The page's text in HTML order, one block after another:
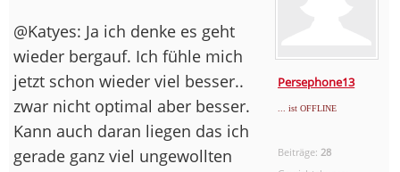
Persephone13
... ist OFFLINE
Beiträge: 28
@Katyes: Ja ich denke es geht
wieder bergauf. Ich fühle mich
jetzt schon wieder viel besser..
zwar nicht optimal aber besser.
Kann auch daran liegen das ich
gerade ganz viel ungewollten